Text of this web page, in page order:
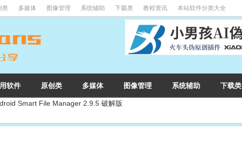
类 多媒体 图像管理 系统辅助 下载类 教程资讯 本站软件分类大全
软件 原创类 多媒体 图像管理 系统辅助 下载类
Smart File Manager 2.9.5 破解版